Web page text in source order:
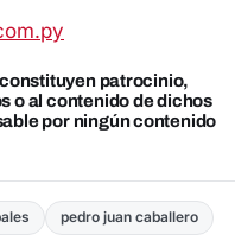
patrocinio,
o al contenido de dichos
por ningún contenido
pedro juan caballero